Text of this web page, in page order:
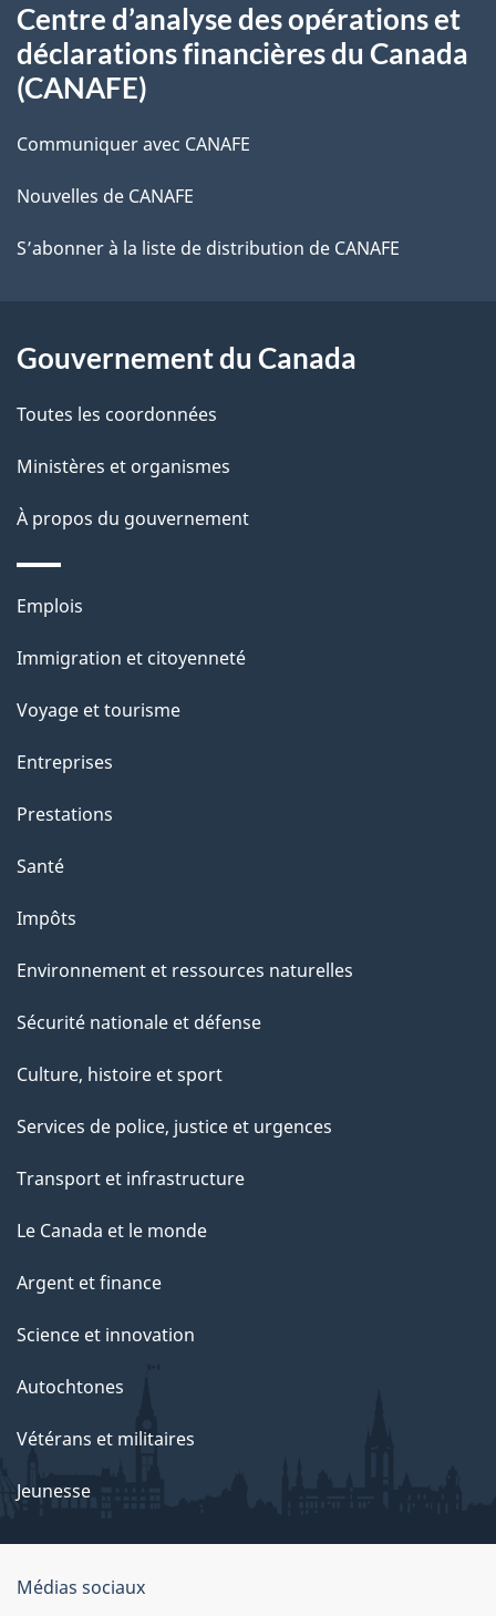
propos
de
ce
Centre d’analyse des opérations et
déclarations financières du Canada
(CANAFE)
Communiquer avec CANAFE
Nouvelles de CANAFE
S’abonner à la liste de distribution de CANAFE
Gouvernement du Canada
Toutes les coordonnées
Ministères et organismes
À propos du gouvernement
Thèmes
sujets
Emplois
Immigration et citoyenneté
Voyage et tourisme
Entreprises
Prestations
Santé
Impôts
Environnement et ressources naturelles
Sécurité nationale et défense
Culture, histoire et sport
Services de police, justice et urgences
Transport et infrastructure
Le Canada et le monde
Argent et finance
Science et innovation
Autochtones
Vétérans et militaires
Jeunesse
Organisation
Médias sociaux